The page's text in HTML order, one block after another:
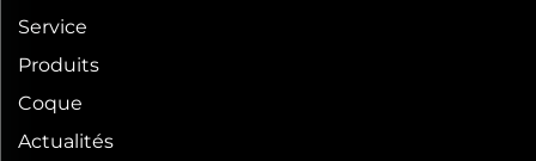
Service
Produits
Coque
Actualités